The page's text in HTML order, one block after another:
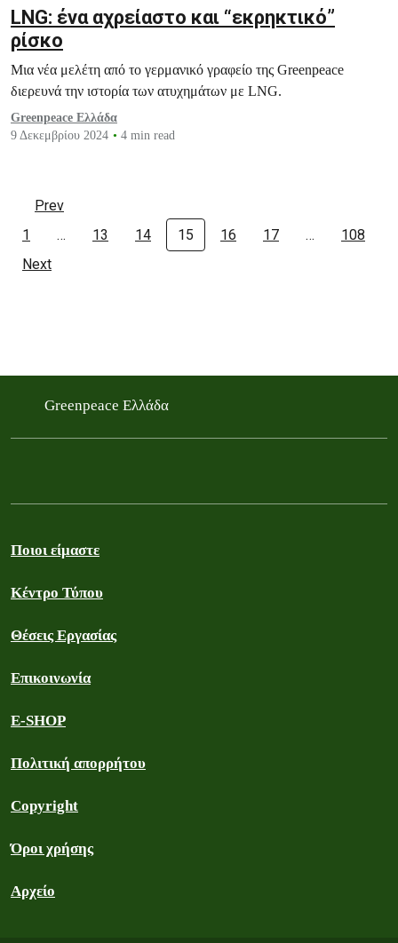
LNG: ένα αχρείαστο και “εκρηκτικό”
ρίσκο
Μια νέα μελέτη από το γερμανικό γραφείο της Greenpeace
διερευνά την ιστορία των ατυχημάτων με LNG.
Greenpeace Ελλάδα
9 Δεκεμβρίου 2024
4 min read
Prev
1
… 13 14 15 16 17 …
108
Next
Greenpeace Ελλάδα
Ποιοι είμαστε
Κέντρο Τύπου
Θέσεις Εργασίας
Επικοινωνία
E-SHOP
Πολιτική απορρήτου
Copyright
Όροι χρήσης
Αρχείο